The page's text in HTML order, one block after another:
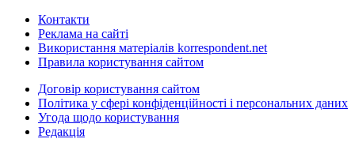
Контакти
Реклама на сайті
Використання матеріалів korrespondent.net
Правила користування сайтом
Договір користування сайтом
Політика у сфері конфіденційності і персональних даних
Угода щодо користування
Редакція